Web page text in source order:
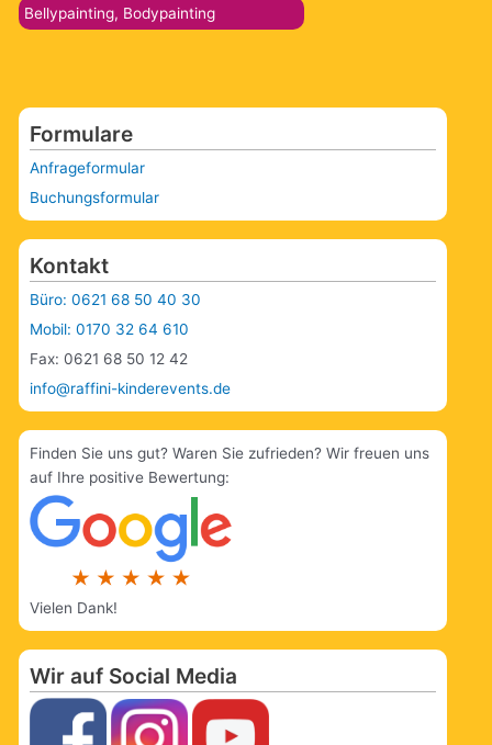
Bellypainting, Bodypainting
Formulare
Anfrageformular
Buchungsformular
Kontakt
Büro: 0621 68 50 40 30
Mobil: 0170 32 64 610
Fax: 0621 68 50 12 42
info@raffini-kinderevents.de
Finden Sie uns gut? Waren Sie zufrieden? Wir freuen uns
auf Ihre positive Bewertung:
Vielen Dank!
Wir auf Social Media